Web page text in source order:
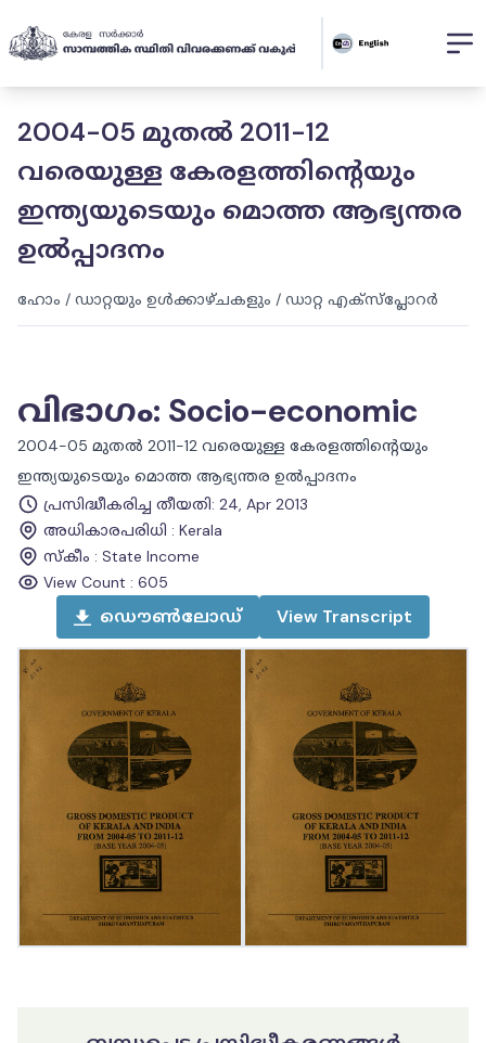
2004-05 മുതൽ 2011-12
വരെയുള്ള കേരളത്തിന്റെയും
ഇന്ത്യയുടെയും മൊത്ത ആഭ്യന്തര
ഉൽപ്പാദനം
ഹോം / ഡാറ്റയും ഉൾക്കാഴ്ചകളും / ഡാറ്റ എക്സ്പ്ലോറർ
വിഭാഗം: Socio-economic
2004-05 മുതൽ 2011-12 വരെയുള്ള കേരളത്തിന്റെയും
ഇന്ത്യയുടെയും മൊത്ത ആഭ്യന്തര ഉൽപ്പാദനം
പ്രസിദ്ധീകരിച്ച തീയതി: 24, Apr 2013
അധികാരപരിധി : Kerala
സ്കീം : State Income
View Count : 605
ഡൌൺലോഡ് View Transcript